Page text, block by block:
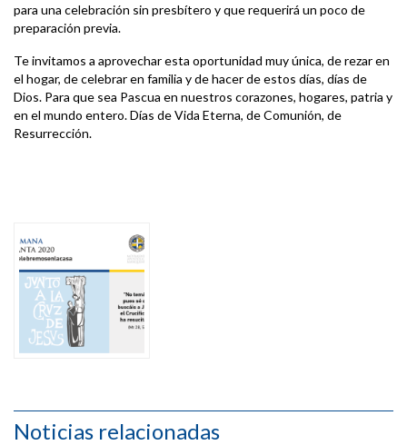
para una celebración sin presbítero y que requerirá un poco de
preparación previa.
Te invitamos a aprovechar esta oportunidad muy única, de rezar en
el hogar, de celebrar en familia y de hacer de estos días, días de
Dios. Para que sea Pascua en nuestros corazones, hogares, patria y
en el mundo entero. Días de Vida Eterna, de Comunión, de
Resurrección.
Noticias relacionadas